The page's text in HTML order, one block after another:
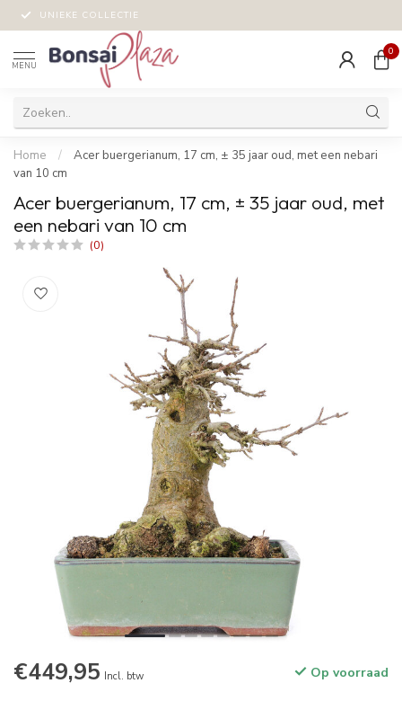
UNIEKE COLLECTIE
MENU
0
Home /
Acer buergerianum, 17 cm, ± 35 jaar oud, met een nebari
van 10 cm
Acer buergerianum, 17 cm, ± 35 jaar oud, met
een nebari van 10 cm
(0)
€449,95 Incl. btw Op voorraad